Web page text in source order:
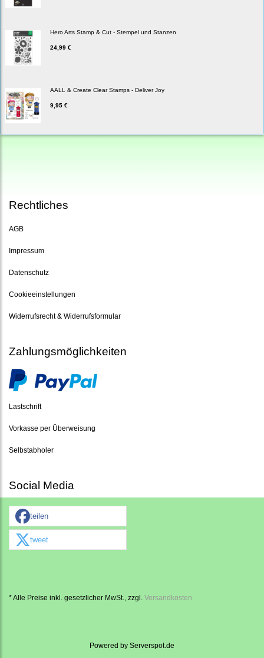
Hero Arts Stamp & Cut - Stempel und Stanzen
24,99 €
AALL & Create Clear Stamps - Deliver Joy
9,95 €
Rechtliches
AGB
Impressum
Datenschutz
Cookieeinstellungen
Widerrufsrecht & Widerrufsformular
Zahlungsmöglichkeiten
Lastschrift
Vorkasse per Überweisung
Selbstabholer
Social Media
teilen
tweet
* Alle Preise inkl. gesetzlicher MwSt., zzgl. Versandkosten
Powered by Serverspot.de